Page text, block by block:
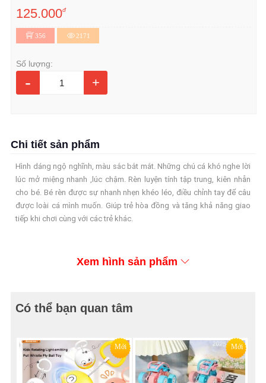
125.000đ
356 2171
Số lượng:
- +
Chi tiết sản phẩm
Hình dáng ngộ nghĩnh, màu sắc bắt mắt. Những chú cá khó nghe lời
lúc mở miệng nhanh ,lúc chậm. Rèn luyện tính tập trung, kiên nhẫn
cho bé. Bé rèn được sự nhanh nhẹn khéo léo, điều chỉnh tay để câu
được loài cá mình muốn. Giúp trẻ hòa đồng và tăng khả năng giao
tiếp khi chơi cùng với các trẻ khác.
Xem hình sản phẩm
Có thể bạn quan tâm
Mới Mới